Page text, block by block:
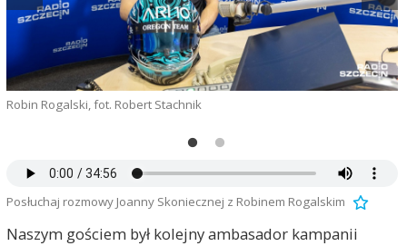
Robin Rogalski, fot. Robert Stachnik
Posłuchaj rozmowy Joanny Skoniecznej z Robinem Rogalskim
Naszym gościem był kolejny ambasador kampanii